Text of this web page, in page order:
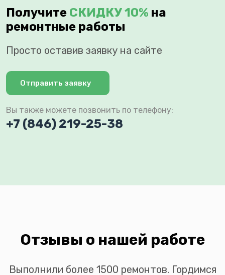
Получите СКИДКУ 10% на
ремонтные работы
Просто оставив заявку на сайте
Отправить заявку
Вы также можете позвонить по телефону:
+7 (846) 219-25-38
Отзывы о нашей работе
Выполнили более 1500 ремонтов. Гордимся